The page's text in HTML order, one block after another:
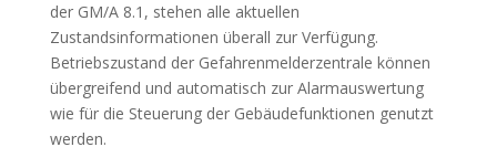
der GM/A 8.1, stehen alle aktuellen
Zustandsinformationen überall zur Verfügung.
Betriebszustand der Gefahrenmelderzentrale können
übergreifend und automatisch zur Alarmauswertung
wie für die Steuerung der Gebäudefunktionen genutzt
werden.